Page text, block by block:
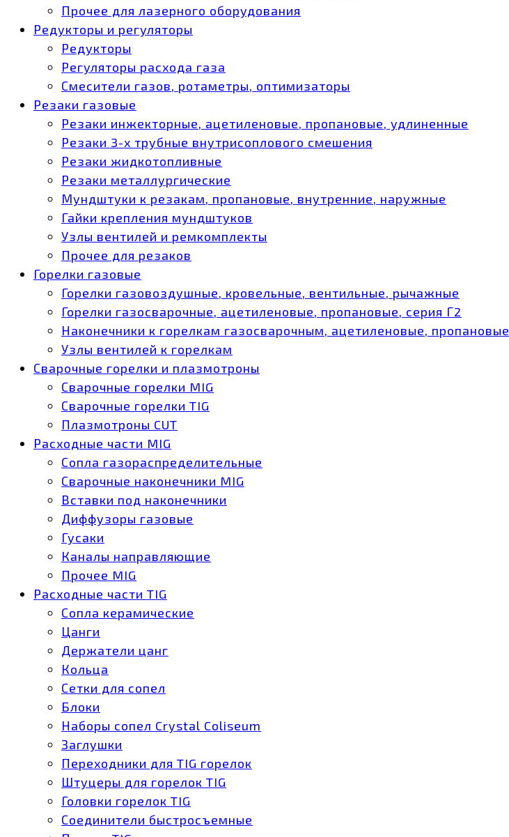
Прочее для лазерного оборудования
Редукторы и регуляторы
Редукторы
Регуляторы расхода газа
Смесители газов, ротаметры, оптимизаторы
Резаки газовые
Резаки инжекторные, ацетиленовые, пропановые, удлиненные
Резаки 3-х трубные внутрисоплового смешения
Резаки жидкотопливные
Резаки металлургические
Мундштуки к резакам, пропановые, внутренние, наружные
Гайки крепления мундштуков
Узлы вентилей и ремкомплекты
Прочее для резаков
Горелки газовые
Горелки газовоздушные, кровельные, вентильные, рычажные
Горелки газосварочные, ацетиленовые, пропановые, серия Г2
Наконечники к горелкам газосварочным, ацетиленовые, пропановые
Узлы вентилей к горелкам
Сварочные горелки и плазмотроны
Сварочные горелки MIG
Сварочные горелки TIG
Плазмотроны CUT
Расходные части MIG
Сопла газораспределительные
Сварочные наконечники MIG
Вставки под наконечники
Диффузоры газовые
Гусаки
Каналы направляющие
Прочее MIG
Расходные части TIG
Сопла керамические
Цанги
Держатели цанг
Кольца
Сетки для сопел
Блоки
Наборы сопел Crystal Coliseum
Заглушки
Переходники для TIG горелок
Штуцеры для горелок TIG
Головки горелок TIG
Соединители быстросъемные